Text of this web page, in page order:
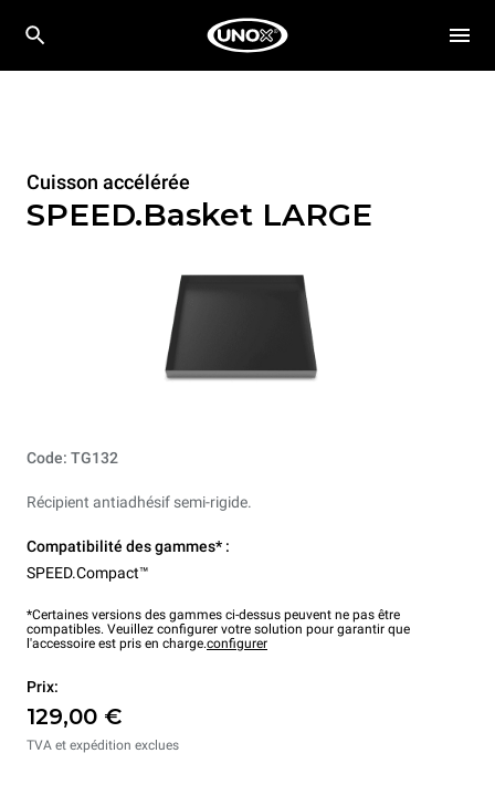
Cuisson accélérée
SPEED.Basket LARGE
Code: TG132
Récipient antiadhésif semi-rigide.
Compatibilité des gammes* :
SPEED.Compact™
*Certaines versions des gammes ci-dessus peuvent ne pas être
compatibles. Veuillez configurer votre solution pour garantir que
l'accessoire est pris en charge.configurer
Prix:
129,00 €
TVA et expédition exclues